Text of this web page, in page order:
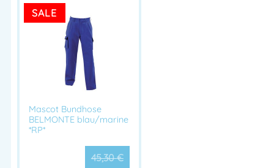
SALE
Mascot Bundhose
BELMONTE blau/marine
*RP*
45,30€